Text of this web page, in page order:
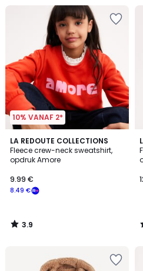
10% VANAF 2*
LA REDOUTE COLLECTIONS
Fleece crew-neck sweatshirt,
opdruk Amore
8.49 €
9.99 €
3.9
/ 5
3.9
/
/